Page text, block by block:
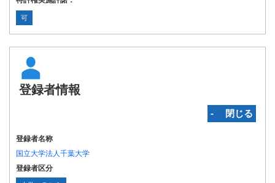
可
登録者情報
‐ 閉じる
登録者名称
国立大学法人千葉大学
登録者区分